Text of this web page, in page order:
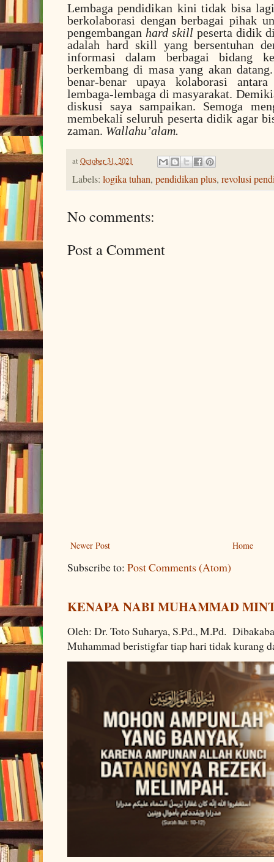
Lembaga pendidikan kini tidak bisa
berkolaborasi dengan berbagai pihak
pengembangan hard skill peserta didik
adalah hard skill yang bersentuhan
informasi dalam berbagai bidang
berkembang di masa yang akan
benar-benar upaya kolaborasi
lembaga-lembaga di masyarakat.
diskusi saya sampaikan. Semoga
membekali seluruh peserta didik agar
zaman. Wallahu’alam.
at October 31, 2021
Labels: logika tuhan, pendidikan plus, revolusi
No comments:
Post a Comment
Newer Post Home
Subscribe to: Post Comments (Atom)
KENAPA NABI MUHAMMAD
Oleh: Dr. Toto Suharya, S.Pd., M.Pd.
Muhammad beristigfar tiap hari tidak kurang